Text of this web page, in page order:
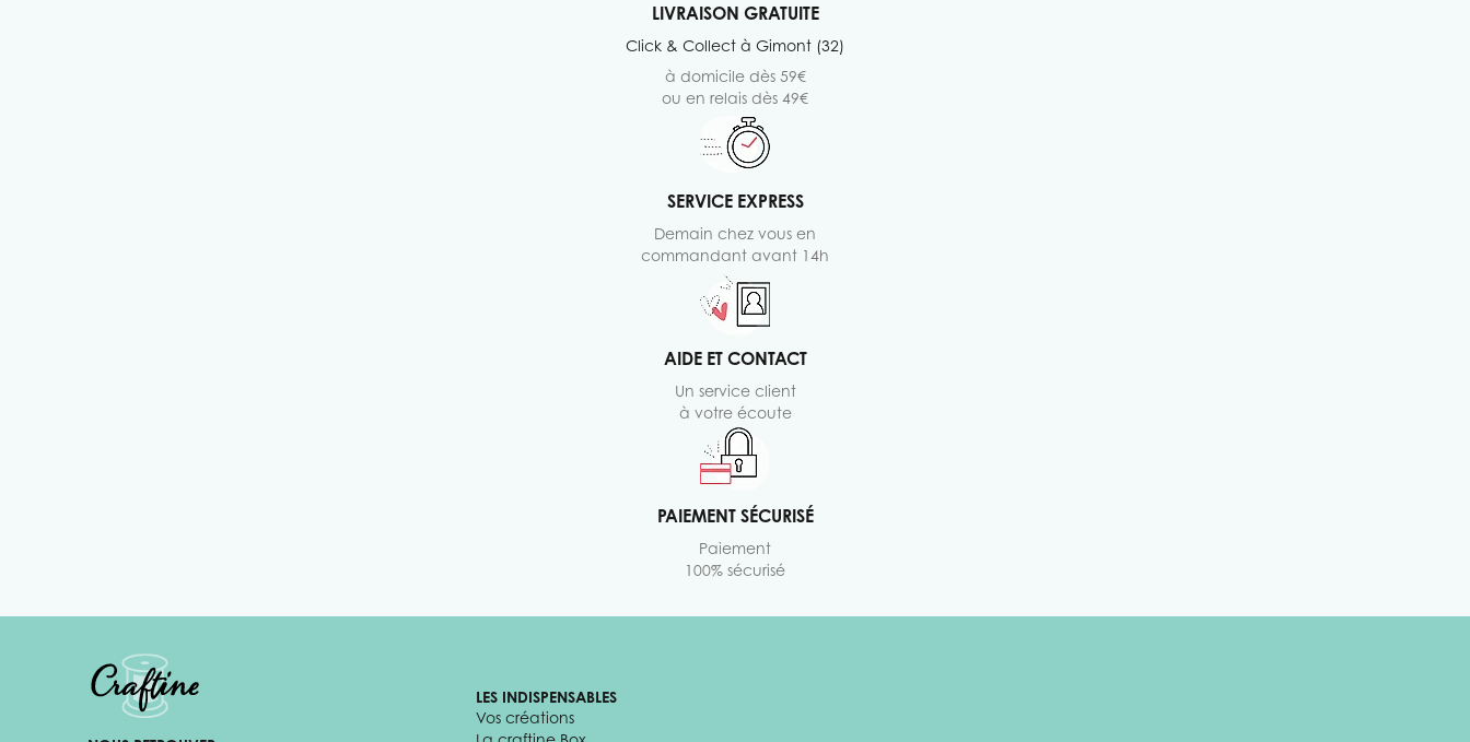
LIVRAISON GRATUITE
Click & Collect à Gimont (32)
à domicile dès 59€
ou en relais dès 49€
SERVICE EXPRESS
Demain chez vous en
commandant avant 14h
AIDE ET CONTACT
Un service client
à votre écoute
PAIEMENT SÉCURISÉ
Paiement
100% sécurisé
LES INDISPENSABLES
Vos créations